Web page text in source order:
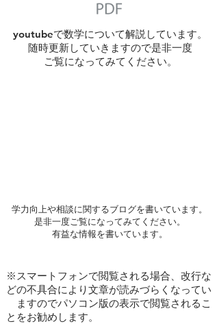
youtubeで数学について解説しています。
​随時更新していきますので是非一度
ご覧になってみてください。
学力向上や相談に関するブログを書いています。
是非一度ご覧になってみてください。
​有益な情報を書いています。
※スマートフォンで閲覧される場合、改行な
どの不具合により文章が読みづらくなってい
ますのでパソコン版の表示で閲覧されるこ
とをお勧めします。